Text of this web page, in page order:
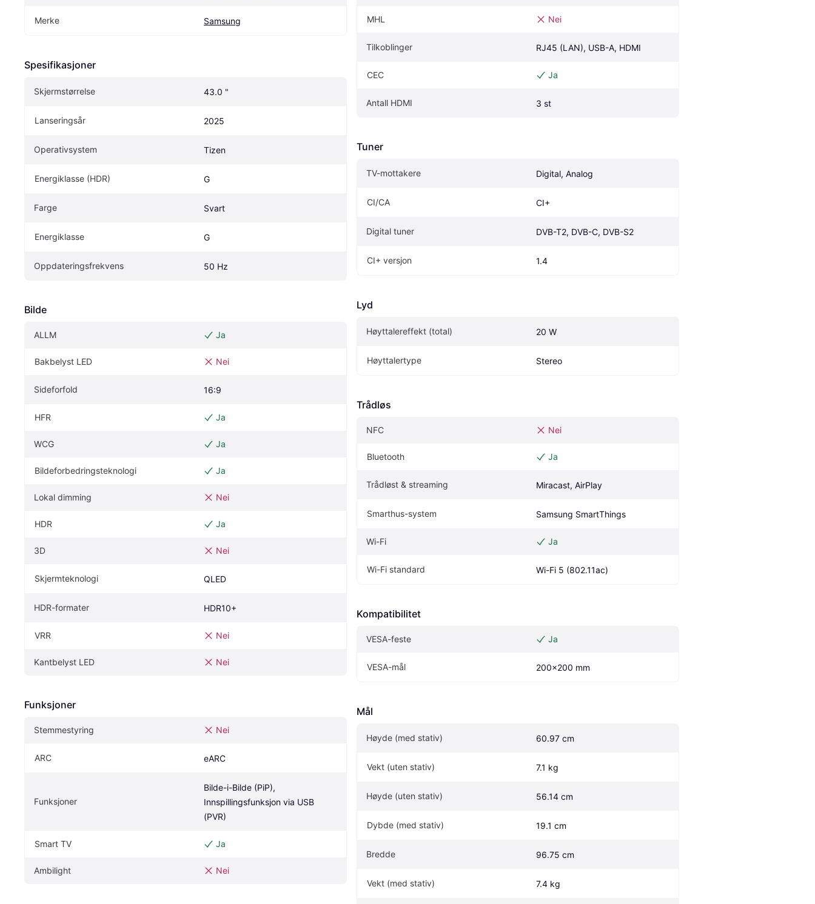
Merke Samsung
Spesifikasjoner
Skjermstørrelse 43.0 "
Lanseringsår 2025
Operativsystem Tizen
Energiklasse (HDR) G
Farge Svart
Energiklasse G
Oppdateringsfrekvens 50 Hz
Bilde
ALLM Ja
Bakbelyst LED Nei
Sideforfold 16:9
HFR Ja
WCG Ja
Bildeforbedringsteknologi Ja
Lokal dimming Nei
HDR Ja
3D Nei
Skjermteknologi QLED
HDR-formater HDR10+
VRR Nei
Kantbelyst LED Nei
Funksjoner
Stemmestyring Nei
ARC eARC
Funksjoner
Bilde-i-Bilde (PiP),
Innspillingsfunksjon via USB
(PVR)
Smart TV Ja
Ambilight Nei
MHL Nei
Tilkoblinger RJ45 (LAN), USB-A, HDMI
CEC Ja
Antall HDMI 3 st
Tuner
TV-mottakere Digital, Analog
CI/CA CI+
Digital tuner DVB-T2, DVB-C, DVB-S2
CI+ versjon 1.4
Lyd
Høyttalereffekt (total) 20 W
Høyttalertype Stereo
Trådløs
NFC Nei
Bluetooth Ja
Trådløst & streaming Miracast, AirPlay
Smarthus-system Samsung SmartThings
Wi-Fi Ja
Wi-Fi standard Wi-Fi 5 (802.11ac)
Kompatibilitet
VESA-feste Ja
VESA-mål 200x200 mm
Mål
Høyde (med stativ) 60.97 cm
Vekt (uten stativ) 7.1 kg
Høyde (uten stativ) 56.14 cm
Dybde (med stativ) 19.1 cm
Bredde 96.75 cm
Vekt (med stativ) 7.4 kg